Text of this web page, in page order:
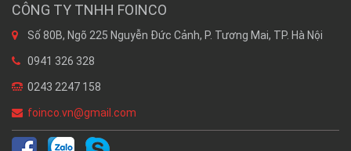
CÔNG TY TNHH FOINCO
Số 80B, Ngõ 225 Nguyễn Đức Cảnh, P. Tương Mai, TP. Hà Nội
0941 326 328
0243 2247 158
foinco.vn@gmail.com